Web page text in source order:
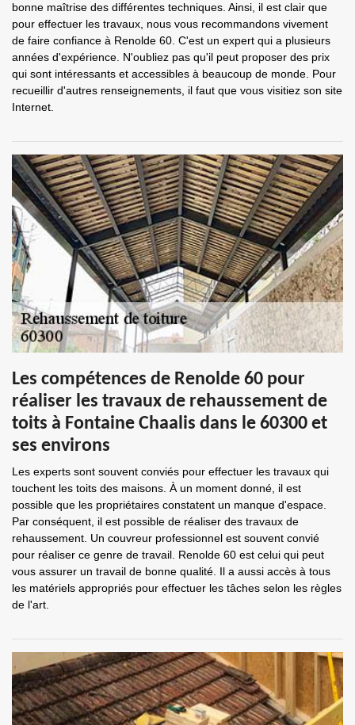
bonne maîtrise des différentes techniques. Ainsi, il est clair que
pour effectuer les travaux, nous vous recommandons vivement
de faire confiance à Renolde 60. C'est un expert qui a plusieurs
années d'expérience. N'oubliez pas qu'il peut proposer des prix
qui sont intéressants et accessibles à beaucoup de monde. Pour
recueillir d'autres renseignements, il faut que vous visitiez son site
Internet.
Les compétences de Renolde 60 pour
réaliser les travaux de rehaussement de
toits à Fontaine Chaalis dans le 60300 et
ses environs
Les experts sont souvent conviés pour effectuer les travaux qui
touchent les toits des maisons. À un moment donné, il est
possible que les propriétaires constatent un manque d'espace.
Par conséquent, il est possible de réaliser des travaux de
rehaussement. Un couvreur professionnel est souvent convié
pour réaliser ce genre de travail. Renolde 60 est celui qui peut
vous assurer un travail de bonne qualité. Il a aussi accès à tous
les matériels appropriés pour effectuer les tâches selon les règles
de l'art.